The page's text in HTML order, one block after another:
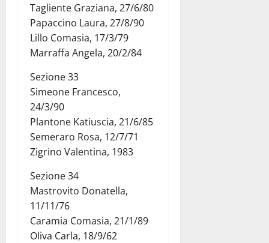
Tagliente Graziana, 27/6/80
Papaccino Laura, 27/8/90
Lillo Comasia, 17/3/79
Marraffa Angela, 20/2/84
Sezione 33
Simeone Francesco,
24/3/90
Plantone Katiuscia, 21/6/85
Semeraro Rosa, 12/7/71
Zigrino Valentina, 1983
Sezione 34
Mastrovito Donatella,
11/11/76
Caramia Comasia, 21/1/89
Oliva Carla, 18/9/62